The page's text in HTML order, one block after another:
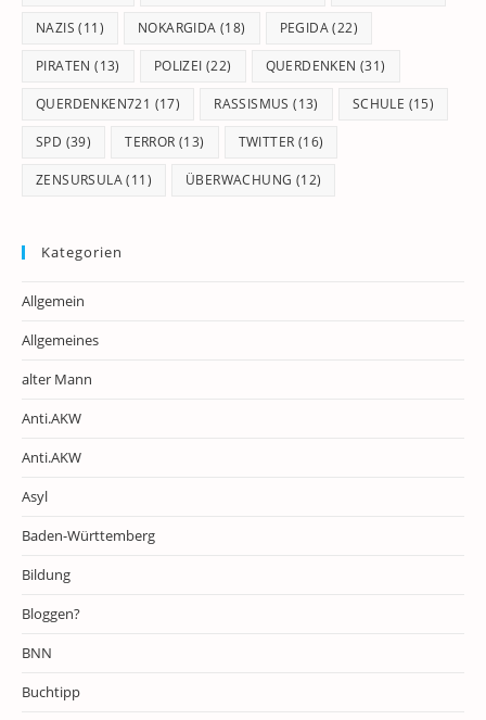
NAZIS (11) NOKARGIDA (18) PEGIDA(22)
PIRATEN (13) POLIZEI (22) QUERDENKEN (31)
QUERDENKEN721 (17) RASSISMUS (13) SCHULE (15)
SPD (39) TERROR (13) TWITTER (16)
ZENSURSULA(11) ÜBERWACHUNG (12)
Kategorien
Allgemein
Allgemeines
alter Mann
Anti.AKW
Anti.AKW
Asyl
Baden-Württemberg
Bildung
Bloggen?
BNN
Buchtipp